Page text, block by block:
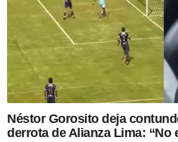
e
a
l
i
c
Néstor Gorosito deja
derrota de Alianza Lima: “No